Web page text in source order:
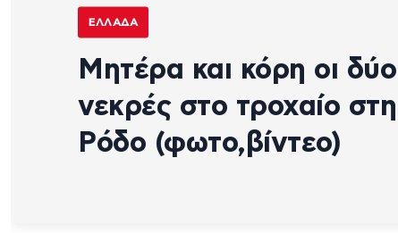
ΕΛΛΆΔΑ
Μητέρα και κόρη οι δύο
νεκρές στο τροχαίο στη
Ρόδο (φωτο,βίντεο)